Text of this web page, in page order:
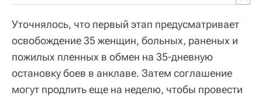
Уточнялось, что первый этап предусматривает
освобождение 35 женщин, больных, раненых и
пожилых пленных в обмен на 35-дневную
остановку боев в анклаве. Затем соглашение
могут продлить еще на неделю, чтобы провести